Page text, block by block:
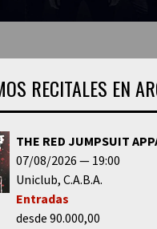
RECITALES EN
THE RED JUMPSUIT
07/08/2026
19:00
Uniclub C.A.B.A.
Entradas
desde 90.000,00